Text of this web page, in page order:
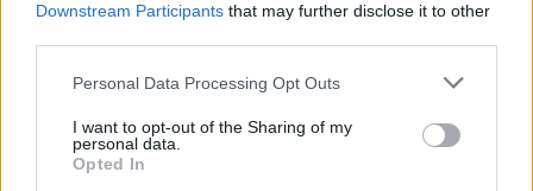
Downstream Participants that may further disclose it to other
Please note that this website/app uses one or more Google
not limited to your visit or usage behaviour. You may click to
grant or deny consent to Google and its third-party tags to
use your data for below specified purposes in below Google
Personal Data Processing Opt Outs
I want to opt-out of the Sharing of my
personal data.
Opted In